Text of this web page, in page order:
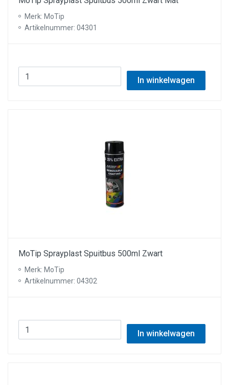
Merk: MoTip
Artikelnummer: 04301
In winkelwagen
MoTip Sprayplast Spuitbus 500ml Zwart
Merk: MoTip
Artikelnummer: 04302
In winkelwagen